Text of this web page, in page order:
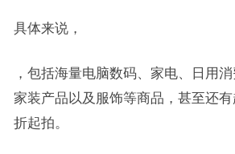
具体来说，
，包括海量电脑数码、家电、日用
家装产品以及服饰等商品，甚至还
折起拍。